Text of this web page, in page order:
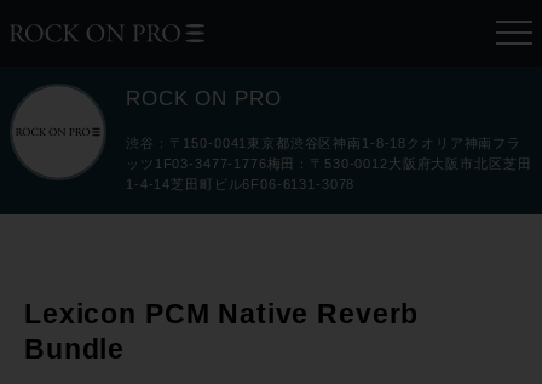
ROCK ON PRO
渋谷：〒150-0041東京都渋谷区神南1-8-18クオリア神南フラ
ッツ1F03-3477-1776梅田：〒530-0012大阪府大阪市北区芝田
1-4-14芝田町ビル6F06-6131-3078
Lexicon PCM Native Reverb
Bundle